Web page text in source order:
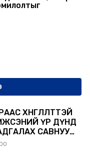
ХӨНГӨЛӨЛТТЭЙ
ҮР ДҮНД
САВНУУД
ОРЖ